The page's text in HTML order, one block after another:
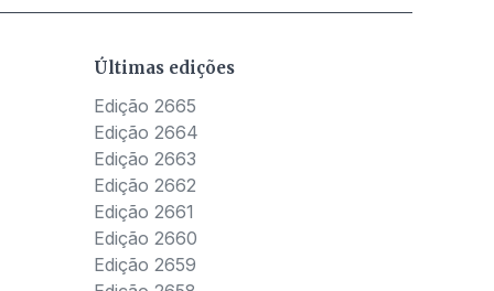
Últimas edições
Edição 2665
Edição 2664
Edição 2663
Edição 2662
Edição 2661
Edição 2660
Edição 2659